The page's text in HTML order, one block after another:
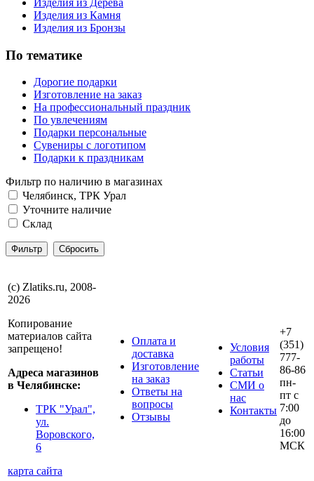
Изделия из Дерева
Изделия из Камня
Изделия из Бронзы
По тематике
Дорогие подарки
Изготовление на заказ
На профессиональный праздник
По увлечениям
Подарки персональные
Сувениры с логотипом
Подарки к праздникам
Фильтр по наличию в магазинах
Челябинск, ТРК Урал
Уточните наличие
Склад
(с) Zlatiks.ru, 2008-
2026
Копирование
материалов сайта
запрещено!
Адреса магазинов
в Челябинске:
ТРК "Урал",
ул.
Воровского,
6
карта сайта
Оплата и
доставка
Изготовление
на заказ
Ответы на
вопросы
Отзывы
Условия
работы
Статьи
СМИ о
нас
Контакты
+7
(351)
777-
86-86
пн-
пт с
7:00
до
16:00
МСК